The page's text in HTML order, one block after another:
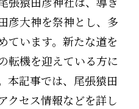
彦大神を祭神とし、多
ています。新たな道を
転機を迎えている方に
本記事では、尾張猿田
クセス情報などを詳し